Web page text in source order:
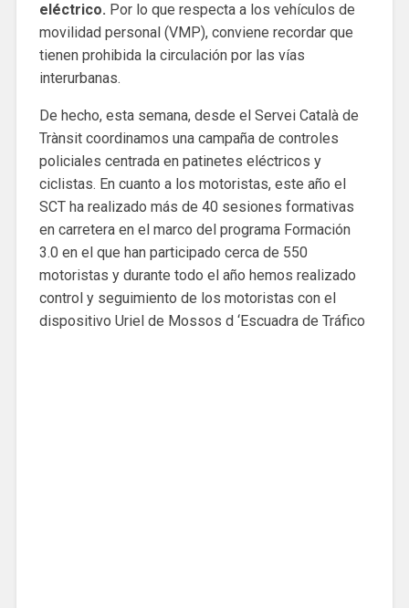
eléctrico. Por lo que respecta a los vehículos de
movilidad personal (VMP), conviene recordar que
tienen prohibida la circulación por las vías
interurbanas.
De hecho, esta semana, desde el Servei Català de
Trànsit coordinamos una campaña de controles
policiales centrada en patinetes eléctricos y
ciclistas. En cuanto a los motoristas, este año el
SCT ha realizado más de 40 sesiones formativas
en carretera en el marco del programa Formación
3.0 en el que han participado cerca de 550
motoristas y durante todo el año hemos realizado
control y seguimiento de los motoristas con el
dispositivo Uriel de Mossos d ‘Escuadra de Tráfico